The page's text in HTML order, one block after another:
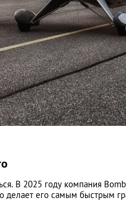
В 2025 году компания
делает его самым быстрым